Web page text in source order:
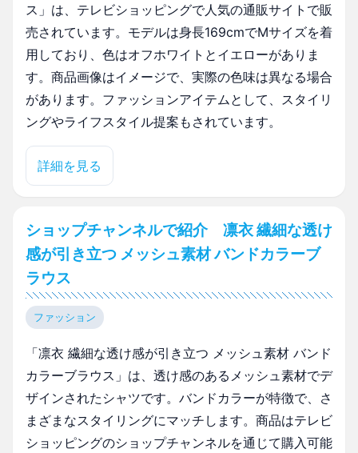
ス」は、テレビショッピングで人気の通販サイトで販
売されています。モデルは身長169cmでMサイズを着
用しており、色はオフホワイトとイエローがありま
す。商品画像はイメージで、実際の色味は異なる場合
があります。ファッションアイテムとして、スタイリ
ングやライフスタイル提案もされています。
詳細を見る
ショップチャンネルで紹介 凛衣 繊細な透け
感が引き立つ メッシュ素材 バンドカラーブ
ラウス
ファッション
「凛衣 繊細な透け感が引き立つ メッシュ素材 バンド
カラーブラウス」は、透け感のあるメッシュ素材でデ
ザインされたシャツです。バンドカラーが特徴で、さ
まざまなスタイリングにマッチします。商品はテレビ
ショッピングのショップチャンネルを通じて購入可能